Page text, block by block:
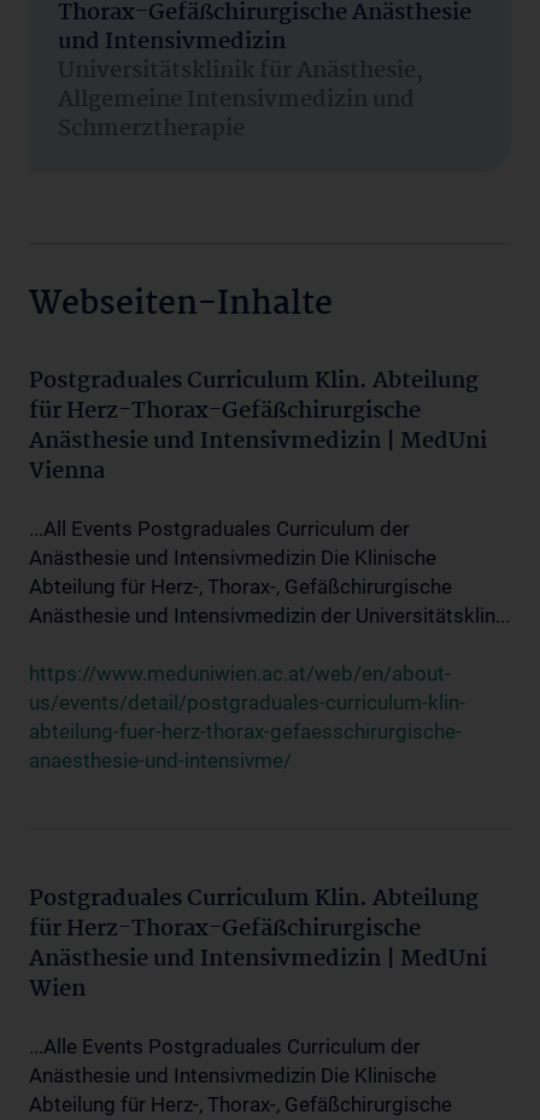
Thorax-Gefäßchirurgische Anästhesie
und Intensivmedizin
Universitätsklinik für Anästhesie,
Allgemeine Intensivmedizin und
Schmerztherapie
Webseiten-Inhalte
Postgraduales Curriculum Klin. Abteilung
für Herz-Thorax-Gefäßchirurgische
Anästhesie und Intensivmedizin | MedUni
Vienna
...All Events Postgraduales Curriculum der
Anästhesie und Intensivmedizin Die Klinische
Abteilung für Herz-, Thorax-, Gefäßchirurgische
Anästhesie und Intensivmedizin der Universitätsklin...
https://www.meduniwien.ac.at/web/en/about-
us/events/detail/postgraduales-curriculum-klin-
abteilung-fuer-herz-thorax-gefaesschirurgische-
anaesthesie-und-intensivme/
Postgraduales Curriculum Klin. Abteilung
für Herz-Thorax-Gefäßchirurgische
Anästhesie und Intensivmedizin | MedUni
Wien
...Alle Events Postgraduales Curriculum der
Anästhesie und Intensivmedizin Die Klinische
Abteilung für Herz-, Thorax-, Gefäßchirurgische